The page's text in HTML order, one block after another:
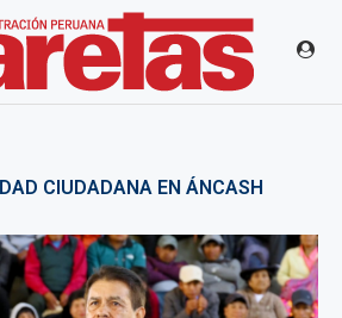
CIUDADANA EN ÁNCASH